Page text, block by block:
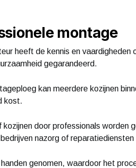
montage
heeft de kennis en vaardigheden
gegarandeerd.
kan meerdere kozijnen
kost.
door professionals worden
nazorg of
genomen, waardoor het